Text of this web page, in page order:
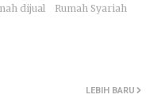
dijual Rumah Syariah
LEBIH BARU